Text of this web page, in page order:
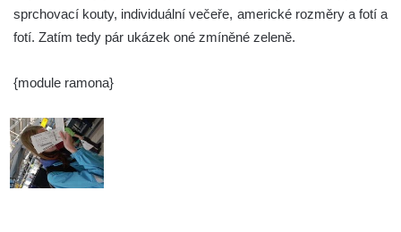
sprchovací kouty, individuální večeře, americké rozměry a fotí a
fotí. Zatím tedy pár ukázek oné zmíněné zeleně.
{module ramona}